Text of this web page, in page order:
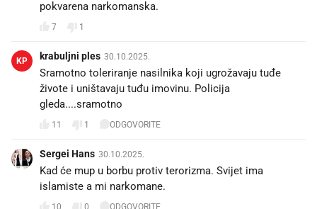
pokvarena narkomanska.
7 1
KP krabuljni ples 30.10.2025.
Sramotno toleriranje nasilnika koji ugrožavaju tuđe
živote i uništavaju tuđu imovinu. Policija
gleda....sramotno
11 1 ODGOVORITE
Sergei Hans 30.10.2025.
Kad će mup u borbu protiv terorizma. Svijet ima
islamiste a mi narkomane.